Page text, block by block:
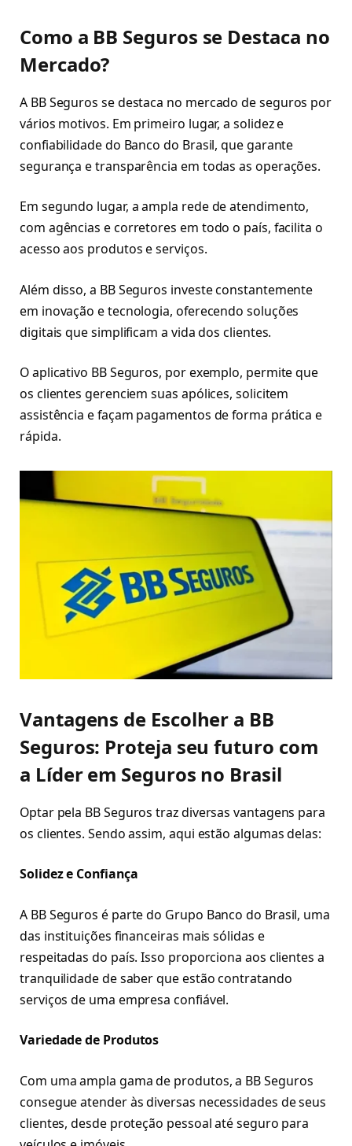
Como a BB Seguros se Destaca no
Mercado?
A BB Seguros se destaca no mercado de seguros por
vários motivos. Em primeiro lugar, a solidez e
confiabilidade do Banco do Brasil, que garante
segurança e transparência em todas as operações.
Em segundo lugar, a ampla rede de atendimento,
com agências e corretores em todo o país, facilita o
acesso aos produtos e serviços.
Além disso, a BB Seguros investe constantemente
em inovação e tecnologia, oferecendo soluções
digitais que simplificam a vida dos clientes.
O aplicativo BB Seguros, por exemplo, permite que
os clientes gerenciem suas apólices, solicitem
assistência e façam pagamentos de forma prática e
rápida.
Vantagens de Escolher a BB
Seguros: Proteja seu futuro com
a Líder em Seguros no Brasil
Optar pela BB Seguros traz diversas vantagens para
os clientes. Sendo assim, aqui estão algumas delas:
Solidez e Confiança
A BB Seguros é parte do Grupo Banco do Brasil, uma
das instituições financeiras mais sólidas e
respeitadas do país. Isso proporciona aos clientes a
tranquilidade de saber que estão contratando
serviços de uma empresa confiável.
Variedade de Produtos
Com uma ampla gama de produtos, a BB Seguros
consegue atender às diversas necessidades de seus
clientes, desde proteção pessoal até seguro para